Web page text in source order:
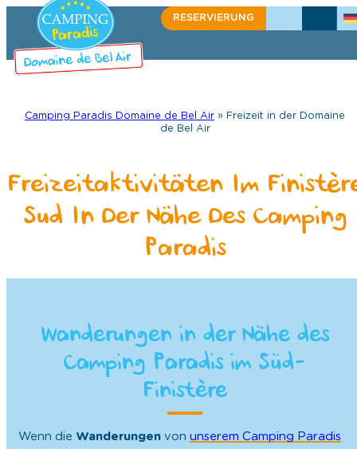
Inhalt
springen
RESERVIERUNG+33(0)2 98 91 50 27
SCHREIBEN SIE
Camping Paradis Domaine de Bel Air » Freizeit in der Domaine
de Bel Air
Freizeitaktivitäten Im
Sud In Der Nähe Des Camping
Paradis
Wanderungen in der Nähe des
Camping Paradis im Süd-
Finistère
Wenn die Wanderungen von unserem Camping Paradis